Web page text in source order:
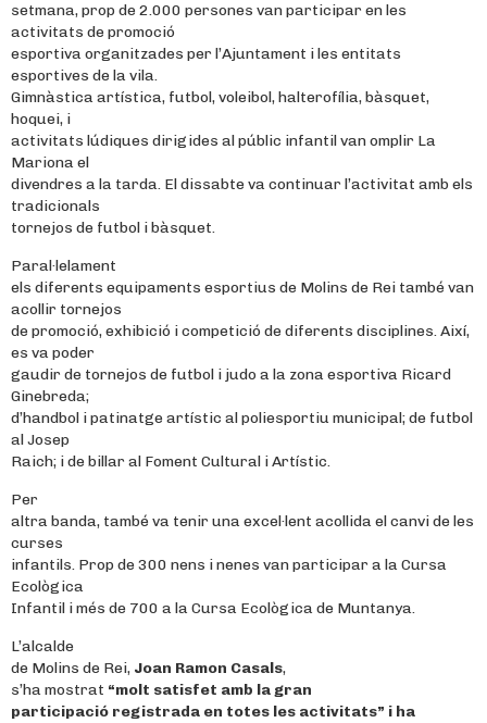
setmana, prop de 2.000 persones van participar en les
activitats de promoció
esportiva organitzades per l’Ajuntament i les entitats
esportives de la vila.
Gimnàstica artística, futbol, voleibol, halterofília, bàsquet,
hoquei, i
activitats lúdiques dirigides al públic infantil van omplir La
Mariona el
divendres a la tarda. El dissabte va continuar l’activitat amb els
tradicionals
tornejos de futbol i bàsquet.
Paral·lelament
els diferents equipaments esportius de Molins de Rei també van
acollir tornejos
de promoció, exhibició i competició de diferents disciplines. Així,
es va poder
gaudir de tornejos de futbol i judo a la zona esportiva Ricard
Ginebreda;
d’handbol i patinatge artístic al poliesportiu municipal; de futbol
al Josep
Raich; i de billar al Foment Cultural i Artístic.
Per
altra banda, també va tenir una excel·lent acollida el canvi de les
curses
infantils. Prop de 300 nens i nenes van participar a la Cursa
Ecològica
Infantil i més de 700 a la Cursa Ecològica de Muntanya.
L’alcalde
de Molins de Rei, Joan Ramon Casals,
s’ha mostrat “molt satisfet amb la gran
participació registrada en totes les activitats” i ha